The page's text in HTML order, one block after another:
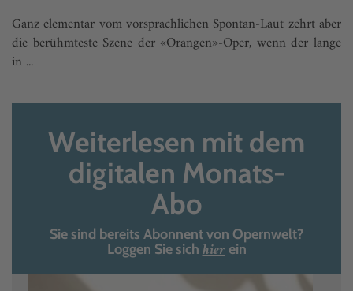
Ganz elementar vom vorsprachlichen Spontan-Laut zehrt aber
die berühmteste Szene der «Orangen»-Oper, wenn der lange
in ...
Weiterlesen mit dem
digitalen Monats-
Abo
Sie sind bereits Abonnent von Opernwelt?
Loggen Sie sich hierein